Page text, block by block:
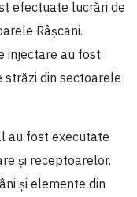
efectuate lucrări de
Râșcani.
injectare au fost
din sectoarele
au fost executate
și receptoarelor.
și elemente din